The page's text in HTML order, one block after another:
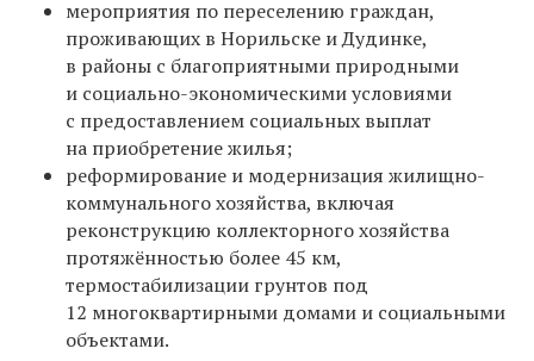
мероприятия по переселению граждан,
проживающих в Норильске и Дудинке,
в районы с благоприятными природными
и социально-экономическими условиями
с предоставлением социальных выплат
на приобретение жилья;
реформирование и модернизация жилищно-
коммунального хозяйства, включая
реконструкцию коллекторного хозяйства
протяжённостью более 45 км,
термостабилизации грунтов под
12 многоквартирными домами и социальными
объектами.